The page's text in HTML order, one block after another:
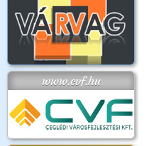
www.cvf.hu